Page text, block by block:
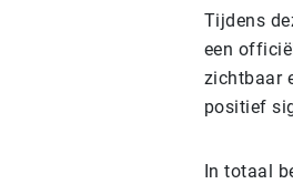
Tijdens
een
zichtbaar
positief
In totaal